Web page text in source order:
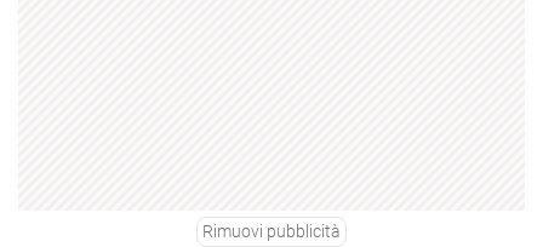
Rimuovi pubblicità